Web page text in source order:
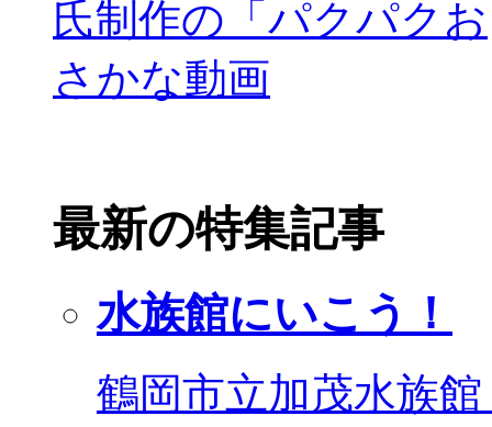
最新の特集記事
水族館にいこう！
鶴岡市立加茂水族